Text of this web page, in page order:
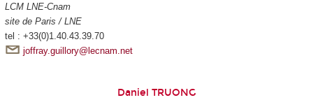
LCM LNE-Cnam
site de Paris / LNE
tel : +33(0)1.40.43.39.70
joffray.guillory@lecnam.net
Daniel TRUONG